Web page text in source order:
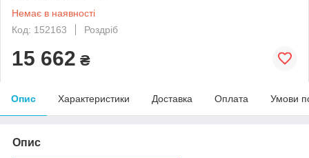
Немає в наявності
Код: 152163
Роздріб
15 662 ₴
Опис Характеристики Доставка Оплата Умови
Опис